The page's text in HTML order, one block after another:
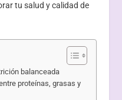
tu salud y calidad de
balanceada
proteínas, grasas y